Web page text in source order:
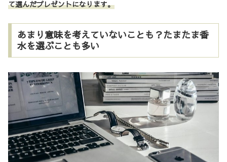
て選んだプレゼントになります。
あまり意味を考えていないことも？たまたま香
水を選ぶことも多い